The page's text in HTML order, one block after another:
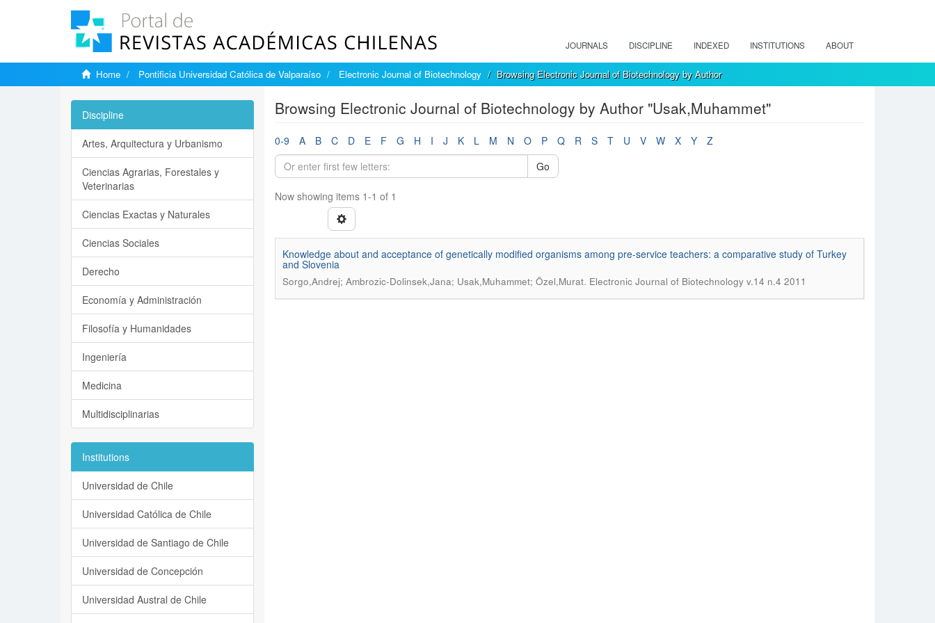
JOURNALS DISCIPLINE INDEXED INSTITUTIONS ABOUT
Home Pontificia Universidad Católica de Valparaíso Electronic Journal of Biotechnology Browsing Electronic Journal of Biotechnology by Author
Browsing Electronic Journal of Biotechnology by Author "Usak,Muhammet"
0-9 A B C D E F G H I J K L M N O P Q R S T U V W X Y
Z
Go
Now showing items 1-1 of 1
Knowledge about and acceptance of genetically modified organisms among pre-service teachers: a comparative study of Turkey
and Slovenia
Sorgo,Andrej; Ambrozic-Dolinsek,Jana; Usak,Muhammet; Özel,Murat. Electronic Journal of Biotechnology v.14 n.4 2011
Discipline
Artes, Arquitectura y Urbanismo
Ciencias Agrarias, Forestales y
Veterinarias
Ciencias Exactas y Naturales
Ciencias Sociales
Derecho
Economía y Administración
Filosofía y Humanidades
Ingeniería
Medicina
Multidisciplinarias
Institutions
Universidad de Chile
Universidad Católica de Chile
Universidad de Santiago de Chile
Universidad de Concepción
Universidad Austral de Chile